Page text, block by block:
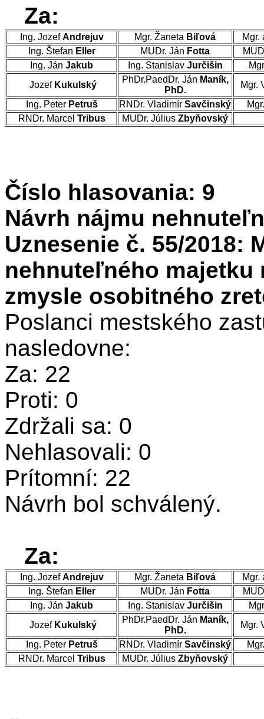
Za:
Ing. JozefAndrejuv Mgr. Žaneta Biľová
Mgr.
Ing. Štefan Eller MUDr. Ján Fotta
Ing. Ján Jakub Ing. Stanislav Jurčišin
Jozef Kukulský
PhDr.PaedDr. Ján Maník,
PhD.
Mgr.
Ing. Peter Petruš RNDr. Vladimír Savčinský
RNDr. Marcel Tribus MUDr. Július Zbyňovský
Číslo hlasovania: 9
Návrh nájmu
Uznesenie č. 55/2018:
nehnuteľného majetku
zmysle osobitného
Poslanci mestského
nasledovne:
Za: 22
Proti: 0
Zdržali sa: 0
Nehlasovali: 0
Prítomní: 22
Návrh bol schválený.
Za:
Ing. JozefAndrejuv Mgr. Žaneta Biľová
Mgr.
Ing. Štefan Eller MUDr. Ján Fotta
Ing. Ján Jakub Ing. Stanislav Jurčišin
Jozef Kukulský
PhDr.PaedDr. Ján Maník,
PhD.
Mgr.
Ing. Peter Petruš RNDr. Vladimír Savčinský
RNDr. Marcel Tribus MUDr. Július Zbyňovský